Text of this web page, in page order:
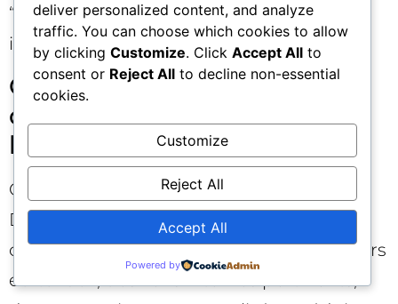
“why us” : ce qui vous rend unique et
indispensable.
Optimisez vos surfaces
d’atterrissage pour convertir
les lecteurs 🛬
Quand un clic arrive depuis Google
Discover, facilitez la découverte de
contenus connexes, proposez des parcours
éditoriaux, des liens internes pertinents,
deliver personalized content, and analyze
traffic. You can choose which cookies to allow
by clicking Customize. Click Accept All to
consent or Reject All to decline non-essential
cookies.
Customize
Reject All
Accept All
Powered by